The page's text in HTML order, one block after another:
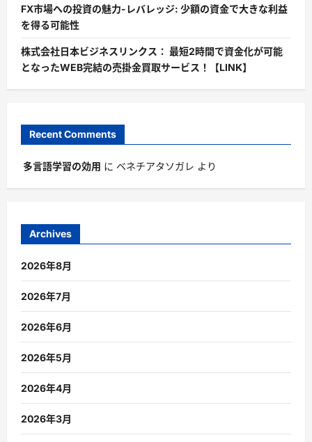
FX市場への投資の魅力-レバレッジ: 少額の資金で大きな利益
を得る可能性
株式会社日本ビジネスリンクス： 最短2時間で資金化が可能
となったWEB完結の売掛金買取サービス！【LINK】
Recent Comments
多言語学習の効用 に ベネチアタソガレ より
Archives
2026年8月
2026年7月
2026年6月
2026年5月
2026年4月
2026年3月